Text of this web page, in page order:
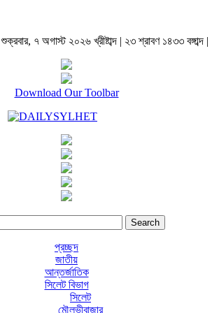
শুক্রবার, ৭ অগাস্ট ২০২৬ খ্রীষ্টাব্দ | ২৩ শ্রাবণ ১৪৩৩ বঙ্গাব্দ |
Download Our Toolbar
প্রচ্ছদ
জাতীয়
আন্তর্জাতিক
সিলেট বিভাগ
সিলেট
মৌলভীবাজার